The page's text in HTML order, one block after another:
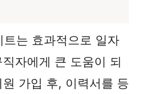
는 효과적으로 일자
자에게 큰 도움이 되
가입 후, 이력서를 등